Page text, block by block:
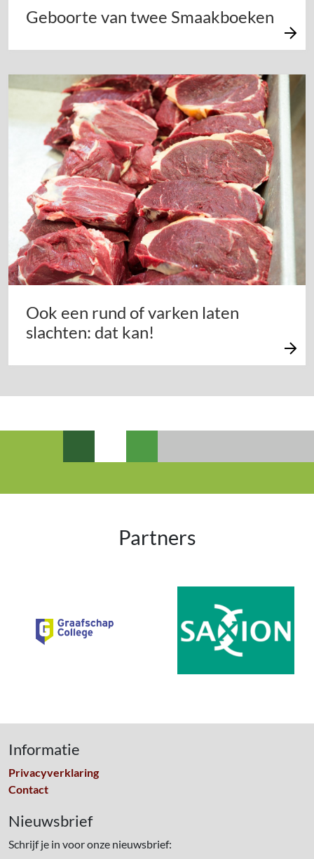
Geboorte van twee Smaakboeken
Ook een rund of varken laten
slachten: dat kan!
Partners
Informatie
Privacyverklaring
Contact
Nieuwsbrief
Schrijf je in voor onze nieuwsbrief: